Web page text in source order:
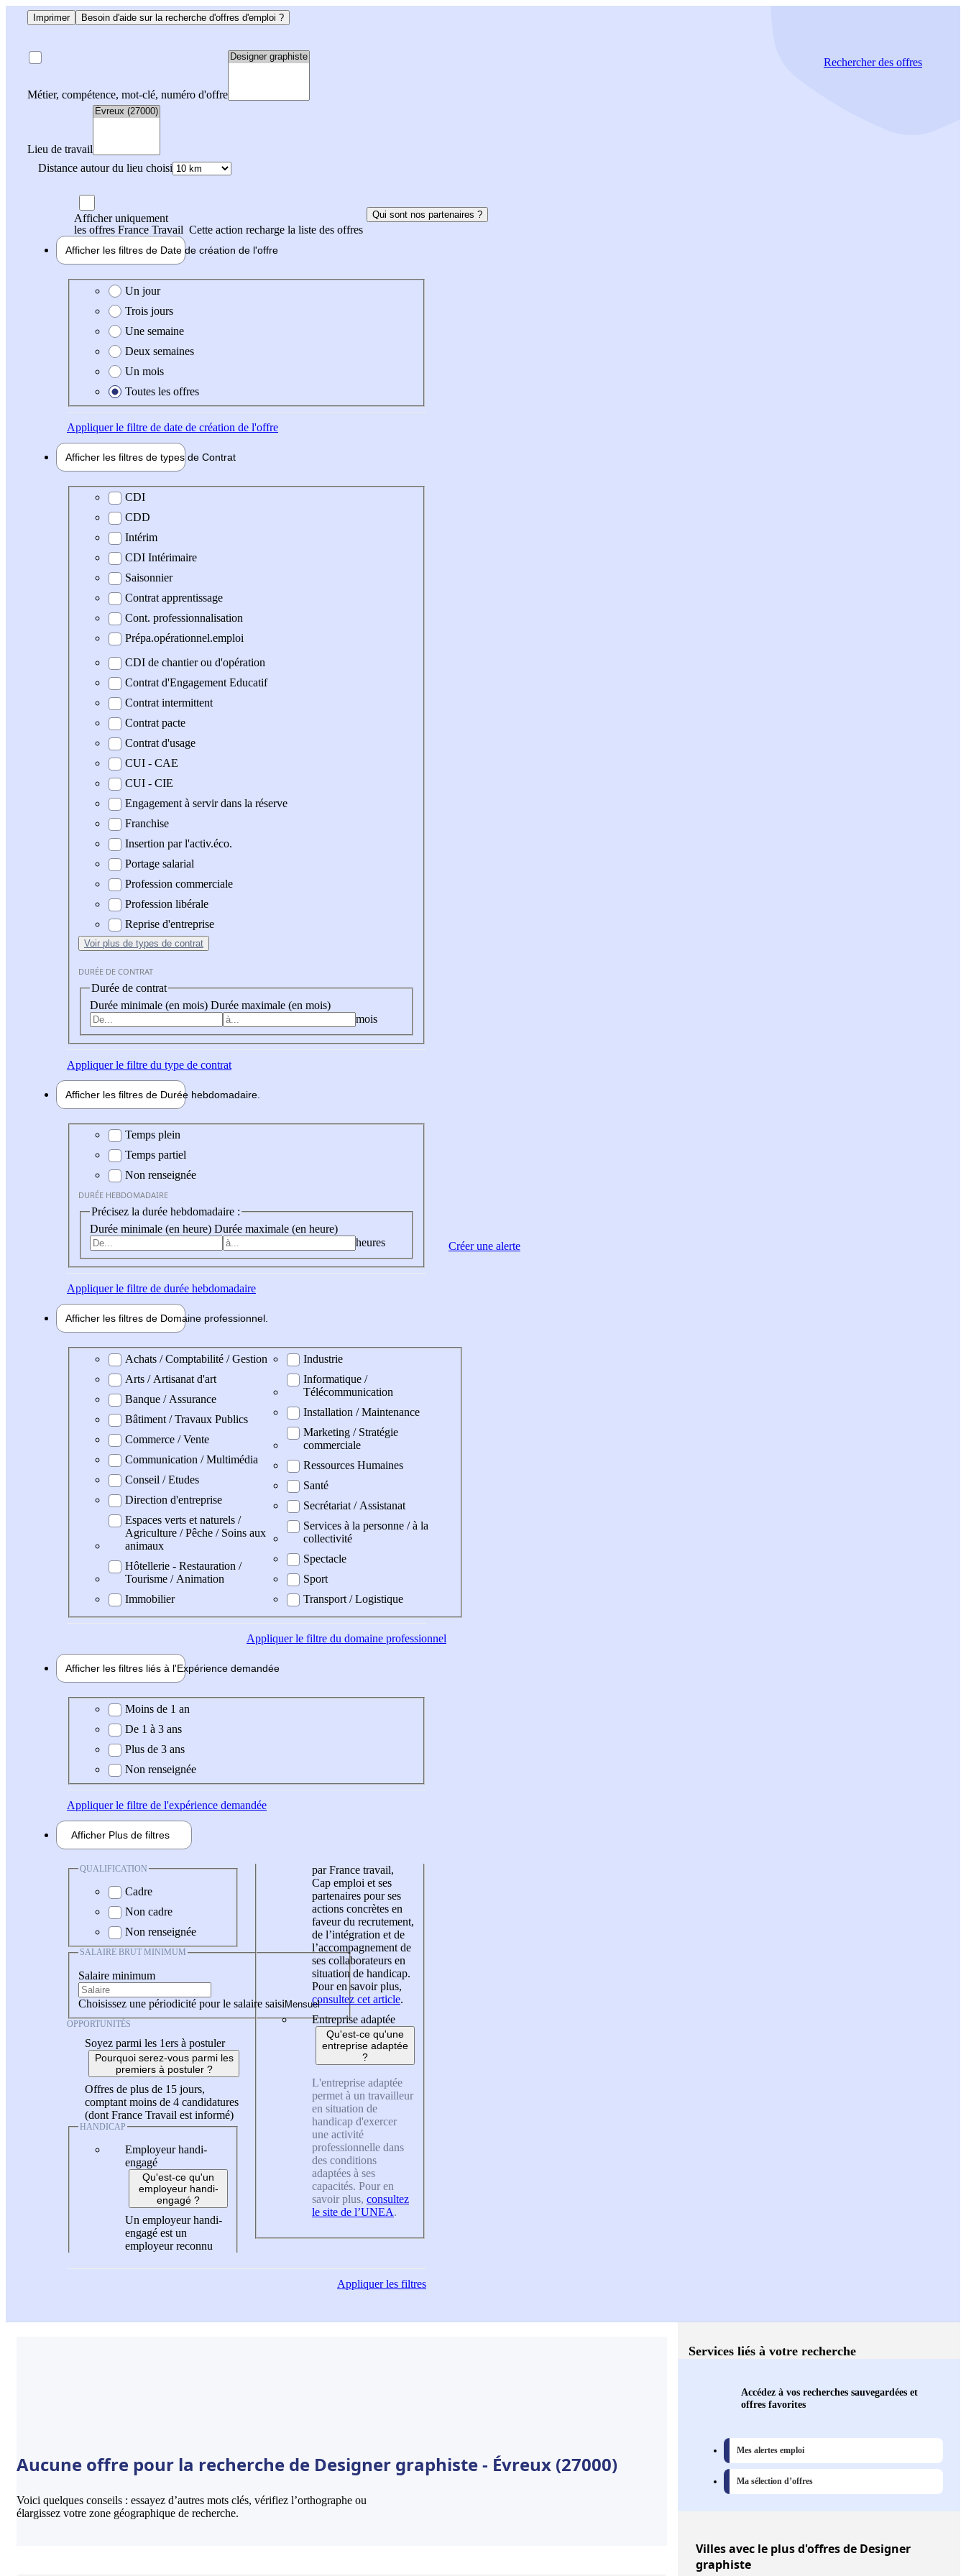
Imprimer Besoin d'aide sur la recherche d'offres d'emploi ?
Métier, compétence, mot-clé, numéro d'offre
Lieu de travail
Distance autour du lieu choisi
Rechercherdes offres
Afficher uniquement
les offres France Travail Cette action recharge la liste des offres
Qui sont nos partenaires ?
Afficher les filtres de Date de création de l'offre
Date de création de l'offre
Un jour
Trois jours
Une semaine
Deux semaines
Un mois
Toutes les offres
Appliquerle filtre de date de création de l'offre
Afficher les filtres de types de Contrat
Type de contrat
CDI
CDD
Intérim
CDI Intérimaire
Saisonnier
Contrat apprentissage
Cont. professionnalisation
Prépa.opérationnel.emploi
CDI de chantier ou d'opération
Contrat d'Engagement Educatif
Contrat intermittent
Contrat pacte
Contrat d'usage
CUI - CAE
CUI - CIE
Engagement à servir dans la réserve
Franchise
Insertion par l'activ.éco.
Portage salarial
Profession commerciale
Profession libérale
Reprise d'entreprise
Voir plus de types de contrat
DURÉE DE CONTRAT
Durée de contrat
Durée minimale (en mois) Durée maximale (en mois)
mois
Appliquerle filtre du type de contrat
Afficher les filtres de Durée hebdomadaire
Durée hebdomadaire
Temps plein
Temps partiel
Non renseignée
DURÉE HEBDOMADAIRE
Précisez la durée hebdomadaire :
Durée minimale (en heure) Durée maximale (en heure)
heures
Appliquerle filtre de durée hebdomadaire
Afficher les filtres de Domaine professionnel
Domaine professionel
Achats / Comptabilité / Gestion
Arts / Artisanat d'art
Banque / Assurance
Bâtiment / Travaux Publics
Commerce / Vente
Communication / Multimédia
Conseil / Etudes
Direction d'entreprise
Espaces verts et naturels /
Agriculture / Pêche / Soins aux
animaux
Hôtellerie - Restauration /
Tourisme / Animation
Immobilier
Industrie
Informatique /
Télécommunication
Installation / Maintenance
Marketing / Stratégie
commerciale
Ressources Humaines
Santé
Secrétariat / Assistanat
Services à la personne / à la
collectivité
Spectacle
Sport
Transport / Logistique
Appliquerle filtre du domaine professionnel
Afficher les filtres liés à l'Expérience demandée
Expérience demandée
Moins de 1 an
De 1 à 3 ans
Plus de 3 ans
Non renseignée
Appliquerle filtre de l'expérience demandée
Afficher Plus de filtres
QUALIFICATION
Cadre
Non cadre
Non renseignée
SALAIRE BRUT MINIMUM
Salaire minimum
Choisissez une périodicité pour le salaire saisi
OPPORTUNITÉS
Soyez parmi les 1ers à postuler
Pourquoi serez-vous parmi les
premiers à postuler ?
Offres de plus de 15 jours,
comptant moins de 4 candidatures
(dont France Travail est informé)
HANDICAP
Employeur handi-
engagé
Qu'est-ce qu'un
employeur handi-
engagé ?
Un employeur handi-
engagé est un
employeur reconnu
par France travail,
Cap emploi et ses
partenaires pour ses
actions concrètes en
faveur du recrutement,
de l’intégration et de
l’accompagnement de
ses collaborateurs en
situation de handicap.
Pour en savoir plus,
consultez cet article.
Entreprise adaptée
Qu'est-ce qu'une
entreprise adaptée
?
L'entreprise adaptée
permet à un travailleur
en situation de
handicap d'exercer
une activité
professionnelle dans
des conditions
adaptées à ses
capacités. Pour en
savoir plus, consultez
le site de l’UNEA.
Appliquerles filtres
Créer une alerte
Aucune offre pour la recherche de Designer graphiste - Évreux (27000)
Voici quelques conseils : essayez d’autres mots clés, vérifiez l’orthographe ou
élargissez votre zone géographique de recherche.
Services liés à votre recherche
Accédez à vos recherches sauvegardées et
offres favorites
Mes alertes emploi
Ma sélection d’offres
Villesavec le plus d'offres de Designer
graphiste